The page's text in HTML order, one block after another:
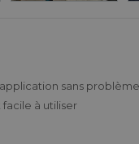
sans
facile à utiliser